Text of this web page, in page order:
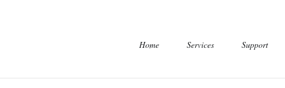
Navigation
Home Services Support